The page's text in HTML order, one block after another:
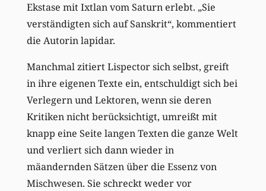
Ekstase mit Ixtlan vom Saturn erlebt. „Sie
verständigten sich auf Sanskrit“, kommentiert
die Autorin lapidar.
Manchmal zitiert Lispector sich selbst, greift
in ihre eigenen Texte ein, entschuldigt sich bei
Verlegern und Lektoren, wenn sie deren
Kritiken nicht berücksichtigt, umreißt mit
knapp eine Seite langen Texten die ganze Welt
und verliert sich dann wieder in
mäandernden Sätzen über die Essenz von
Mischwesen. Sie schreckt weder vor